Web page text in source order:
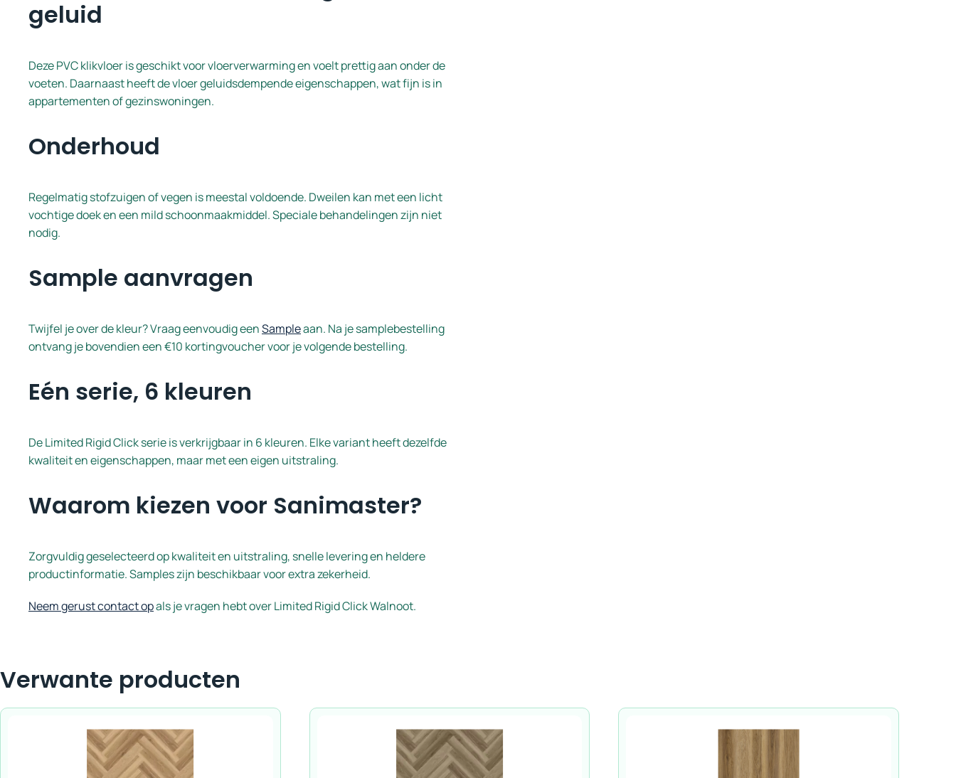
geluid
Deze PVC klikvloer is geschikt voor vloerverwarming en voelt prettig aan onder de
voeten. Daarnaast heeft de vloer geluidsdempende eigenschappen, wat fijn is in
appartementen of gezinswoningen.
Onderhoud
Regelmatig stofzuigen of vegen is meestal voldoende. Dweilen kan met een licht
vochtige doek en een mild schoonmaakmiddel. Speciale behandelingen zijn niet
nodig.
Sample aanvragen
Twijfel je over de kleur? Vraag eenvoudig eenSampleaan. Na je samplebestelling
ontvang je bovendien een €10 kortingvoucher voor je volgende bestelling.
Eén serie, 6 kleuren
De Limited Rigid Click serie is verkrijgbaar in 6 kleuren. Elke variant heeft dezelfde
kwaliteit en eigenschappen, maar met een eigen uitstraling.
Waarom kiezen voor Sanimaster?
Zorgvuldig geselecteerd op kwaliteit en uitstraling, snelle levering en heldere
productinformatie. Samples zijn beschikbaar voor extra zekerheid.
Neem gerust contact opals je vragen hebt over Limited Rigid Click Walnoot.
Verwante producten